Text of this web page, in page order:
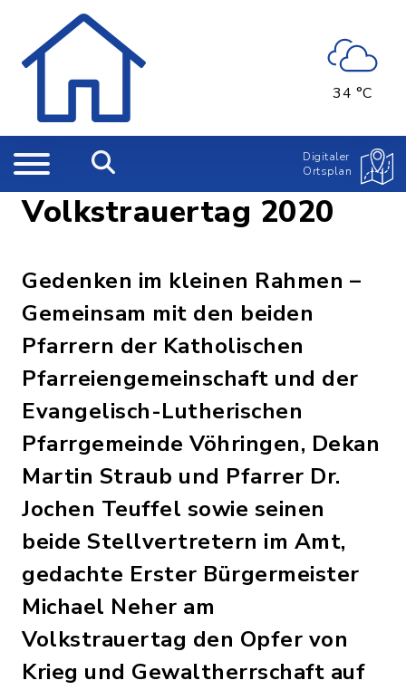
34 °C
Digitaler
Ortsplan
Volkstrauertag 2020
Gedenken im kleinen Rahmen –
Gemeinsam mit den beiden
Pfarrern der Katholischen
Pfarreiengemeinschaft und der
Evangelisch-Lutherischen
Pfarrgemeinde Vöhringen, Dekan
Martin Straub und Pfarrer Dr.
Jochen Teuffel sowie seinen
beide Stellvertretern im Amt,
gedachte Erster Bürgermeister
Michael Neher am
Volkstrauertag den Opfer von
Krieg und Gewaltherrschaft auf